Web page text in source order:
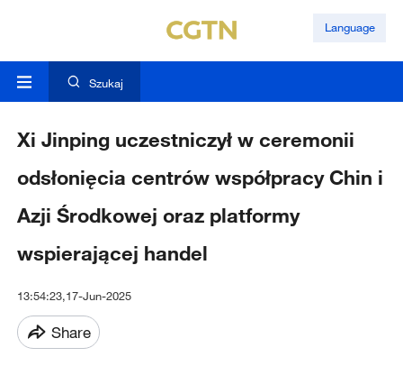
Language
Szukaj
Xi Jinping uczestniczył w ceremonii
odsłonięcia centrów współpracy Chin i
Azji Środkowej oraz platformy
wspierającej handel
13:54:23,17-Jun-2025
Share